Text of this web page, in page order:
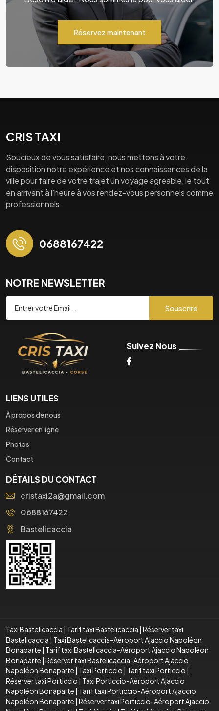
Réservez maintenant
CRIS TAXI
Soucieux de vous satisfaire, nous mettons à votre
disposition notre expérience et nos connaissances de la
ville pour faire de votre trajet un voyage agréable, le tout
en arrivant à l’heure à vos rendez-vous personnels comme
professionnels.
0688167422
NOTRE NEWSLETTER
Souscrire
Suivez Nous
LIENS UTILES
À propos de nous
Réserver en ligne
Photos
Contact
DÉTAILS DU CONTACT
cristaxi2a@gmail.com
0688167422
Bastelicaccia
Taxi Bastelicaccia | Tarif taxi Bastelicaccia | Réserver taxi
Bastelicaccia | Taxi Bastelicaccia-Aéroport Ajaccio Napoléon
Bonaparte | Tarif taxi Bastelicaccia-Aéroport Ajaccio Napoléon
Bonaparte | Réserver taxi Bastelicaccia-Aéroport Ajaccio
Napoléon Bonaparte | Taxi Porticcio | Tarif taxi Porticcio |
Réserver taxi Porticcio | Taxi Porticcio-Aéroport Ajaccio
Napoléon Bonaparte | Tarif taxi Porticcio-Aéroport Ajaccio
Napoléon Bonaparte | Réserver taxi Porticcio-Aéroport Ajaccio